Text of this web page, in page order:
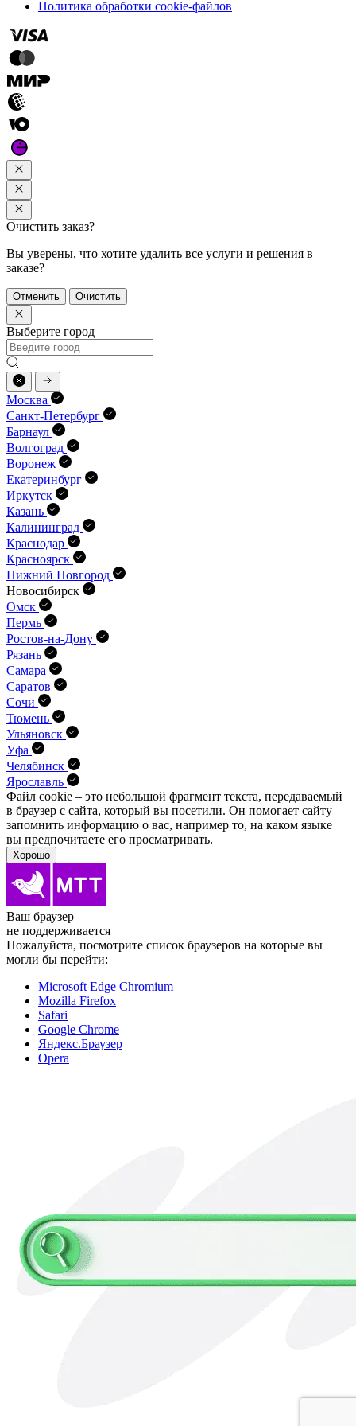
Политика обработки cookie-файлов
Очистить заказ?
Вы уверены, что хотите удалить все услуги и решения в
заказе?
Отменить Очистить
Выберите город
Москва
Санкт-Петербург
Барнаул
Волгоград
Воронеж
Екатеринбург
Иркутск
Казань
Калининград
Краснодар
Красноярск
Нижний Новгород
Новосибирск
Омск
Пермь
Ростов-на-Дону
Рязань
Самара
Саратов
Сочи
Тюмень
Ульяновск
Уфа
Челябинск
Ярославль
Файл cookie – это небольшой фрагмент текста, передава­емый
в браузер с сайта, который вы посетили. Он помо­гает сайту
запомнить информацию о вас, например то, на каком языке
вы предпочитаете его просматривать.
Хорошо
Ваш браузер
не поддерживается
Пожалуйста, посмотрите список браузеров на которые вы
могли бы перейти:
Microsoft Edge Chromium
Mozilla Firefox
Safari
Google Chrome
Яндекс.Браузер
Opera